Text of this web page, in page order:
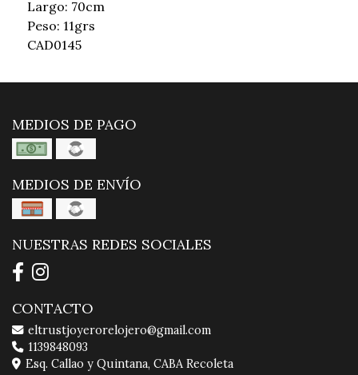
Largo: 70cm
Peso: 11grs
CAD0145
MEDIOS DE PAGO
MEDIOS DE ENVÍO
NUESTRAS REDES SOCIALES
CONTACTO
eltrustjoyerorelojero@gmail.com
1139848093
Esq. Callao y Quintana, CABA Recoleta